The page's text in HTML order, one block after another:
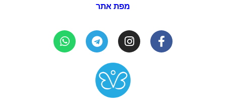
מפת אתר